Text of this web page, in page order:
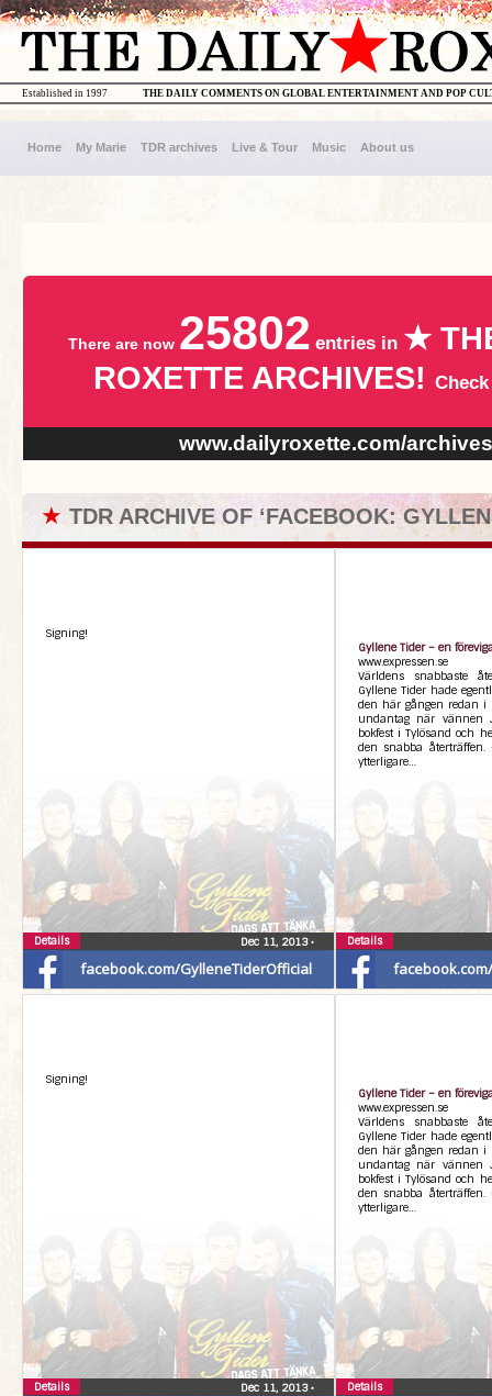
THE DAILY COMMENTS ON GLOBAL ENTERTAINMENT AND POP
Established in 1997
Home My Marie TDR archives Live & Tour Music About us
There are now 25802 entries in ★
ROXETTE ARCHIVES!
www.dailyroxette.com/archives
★ TDR ARCHIVE OF ‘FACEBOOK:
facebook.com/GylleneTiderOfficial
Signing!
Dec 11, 2013•
Details
Gyllene Tider – en
www.expressen.se
Världens snabbaste
Gyllene Tider hade
den här gången redan i
undantag när vännen
bokfest i Tylösand och
den snabba
ytterligare…
Details
Signing!
Dec 11, 2013•
Details
Gyllene Tider – en
www.expressen.se
Världens snabbaste
Gyllene Tider hade
den här gången redan i
undantag när vännen
bokfest i Tylösand och
den snabba
ytterligare…
Details